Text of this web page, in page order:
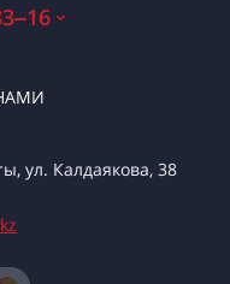
ул. Калдаякова, 38